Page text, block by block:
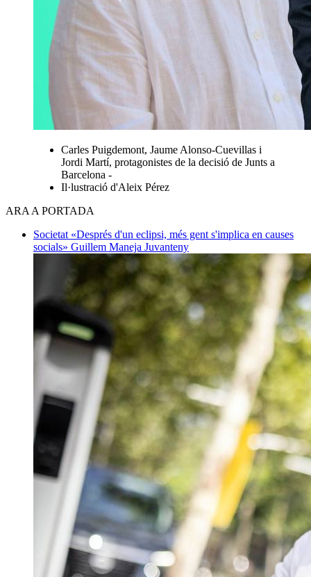
Carles Puigdemont, Jaume Alonso-Cuevillas i
Jordi Martí, protagonistes de la decisió de Junts a
Barcelona -
Il·lustració d'Aleix Pérez
ARA A PORTADA
Societat «Després d'un eclipsi, més gent s'implica en causes
socials» Guillem Maneja Juvanteny